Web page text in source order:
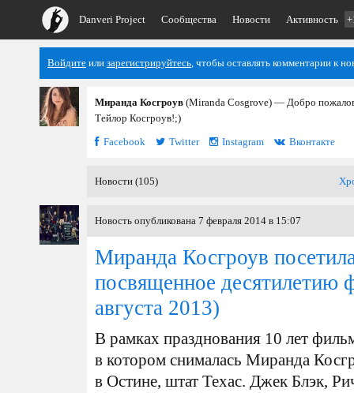
Danveri Project Сообщества Новости Активность
Войдите или зарегистрируйтесь, чтобы оставлять комментарии к
Миранда Косгроув (Miranda Cosgrove) — Добро
Тейлор Косгроув!;)
Facebook
Twitter Instagram Вконтакте
Новости (105)
Новость опубликована 7 февраля 2014 в 15:07
Миранда Косгроув
посвященное
августа 2013)
В рамках празднования 10 лет
в котором снималась Миранда
в Остине, штат Техас. Джек Блэк,